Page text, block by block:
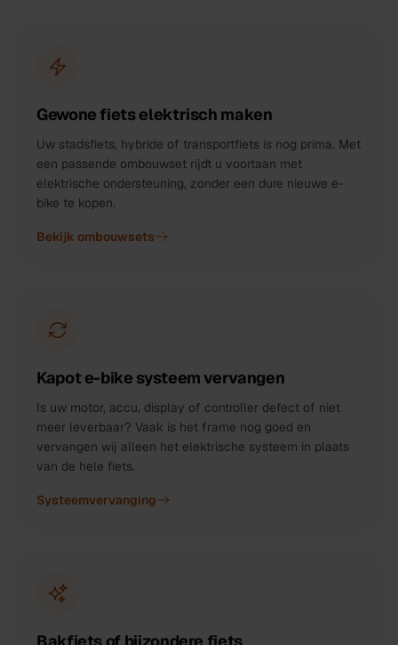
Gewone fiets elektrisch maken
Uw stadsfiets, hybride of transportfiets is nog prima. Met
een passende ombouwset rijdt u voortaan met
elektrische ondersteuning, zonder een dure nieuwe e-
bike te kopen.
Bekijk ombouwsets
Kapot e-bike systeem vervangen
Is uw motor, accu, display of controller defect of niet
meer leverbaar? Vaak is het frame nog goed en
vervangen wij alleen het elektrische systeem in plaats
van de hele fiets.
Systeemvervanging